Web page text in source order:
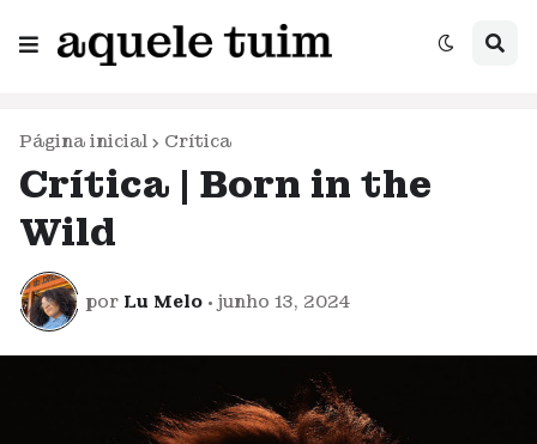
Página inicial Crítica
Crítica | Born in the
Wild
por Lu Melo • junho 13, 2024